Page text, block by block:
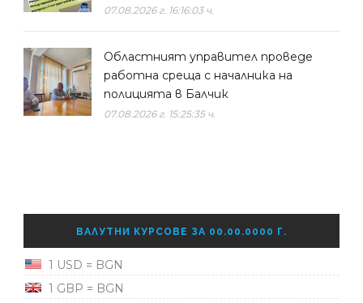
07.08.2026 г. 16:16:03 ч.
Областният управител проведе
работна среща с началника на
полицията в Балчик
07.08.2026 г. 15:25:35 ч.
ВАЛУТНИ КУРСОВЕ ЗА 00.00.0000 Г.
1 USD = BGN
1 GBP = BGN